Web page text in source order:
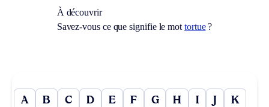
À découvrir
Savez-vous ce que signifie le mot tortue?
A B C D E F G H I J K